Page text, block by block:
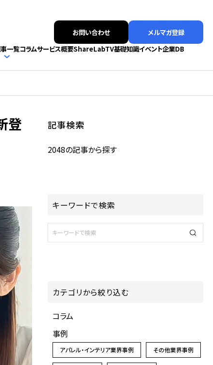
お問い合わせ
メルマガ登録
一覧コラムサービス概要ShareLabTV基礎知識イベント企業DB
登
記事検索
2048の記事から探す
キーワードで検索
カテゴリから絞り込む
コラム
事例
アパレル・インテリア業界事例 その他業界事例